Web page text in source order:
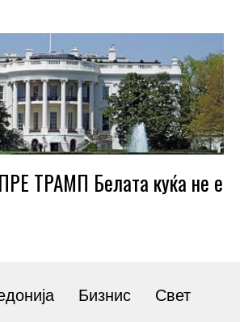
ТРАМП Белата куќа не е
Бизнис Свет